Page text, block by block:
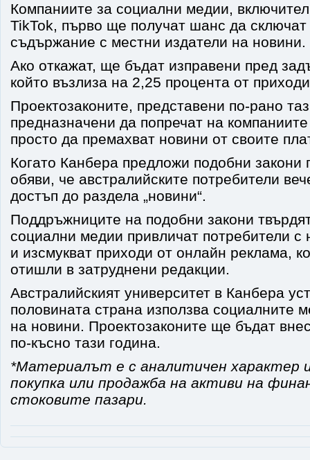
Компаниите за социални медии,
TikTok, първо ще получат шанс да сключат
съдържание с местни издатели на новини.
Ако откажат, ще бъдат изправени пред
който възлиза на 2,25 процента от
Проектозаконите, представени по-рано
предназначени да попречат на
просто да премахват новини от своите
Когато Канбера предложи подобни закони
обяви, че австралийските потребители
достъп до раздела „новини“.
Поддръжниците на подобни закони
социални медии привличат потребители с
и изсмукват приходи от онлайн реклама,
отишли ​​в затруднени редакции.
Австралийският университет в Канбера
половината страна използва социалните
на новини. Проектозаконите ще бъдат
по-късно тази година.
*Материалът е с аналитичен характер
покупка или продажба на активи на
стоковите пазари.